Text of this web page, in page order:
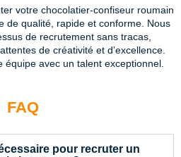
votre chocolatier-confiseur roumain
de qualité, rapide et conforme. Nous
de recrutement sans tracas,
de créativité et d’excellence.
équipe avec un talent exceptionnel.
FAQ
pour recruter un